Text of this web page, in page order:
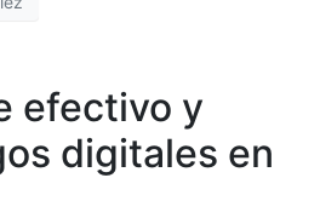
efectivo y
digitales en